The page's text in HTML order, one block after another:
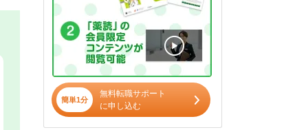
簡単1分
無料転職サポート
に申し込む